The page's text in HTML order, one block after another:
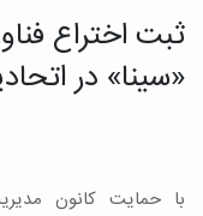
ثبت اختراع
«سینا» در
با حمایت کانون